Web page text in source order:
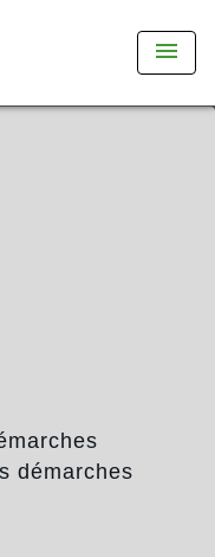
menu
démarches